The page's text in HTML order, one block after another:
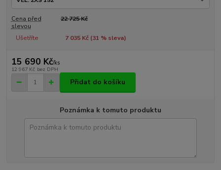
Cena před
slevou
22 725 Kč
Ušetříte 7 035 Kč (31 % sleva)
15 690 Kč/ks
12 967 Kč bez DPH
Přidat do košíku
Poznámka k tomuto produktu